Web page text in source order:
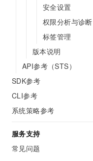
安全设置
权限分析与诊断
标签管理
版本说明
API参考（STS）
SDK参考
CLI参考
系统策略参考
服务支持
常见问题